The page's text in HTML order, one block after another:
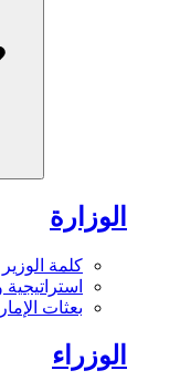
الوزارة
كلمة الوزير
بعثات
الوزراء